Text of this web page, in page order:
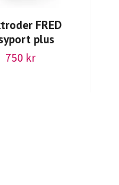
FRED
plus
750 kr